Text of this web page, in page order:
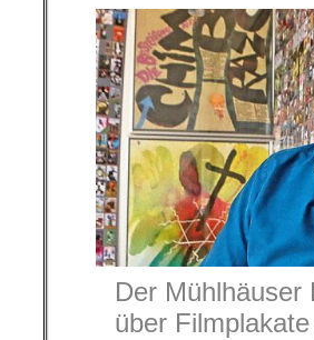
Der Mühlhäuser
über